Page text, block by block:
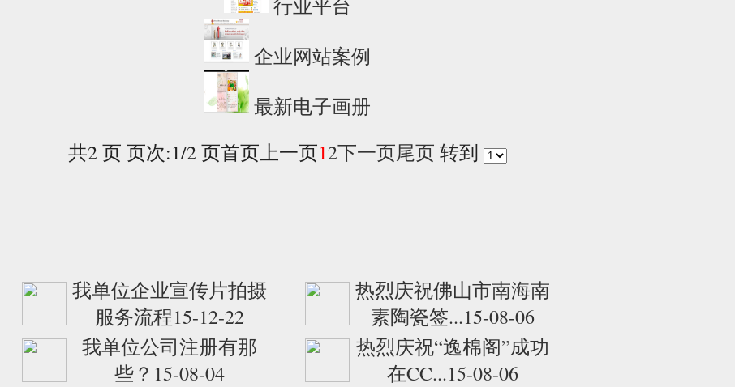
行业平台
企业网站案例
最新电子画册
共2 页 页次:1/2 页首页上一页12下一页尾页 转到
我单位企业宣传片拍摄
服务流程15-12-22
我单位公司注册有那
些？15-08-04
热烈庆祝佛山市南海南
素陶瓷签...15-08-06
热烈庆祝“逸棉阁”成功
在CC...15-08-06